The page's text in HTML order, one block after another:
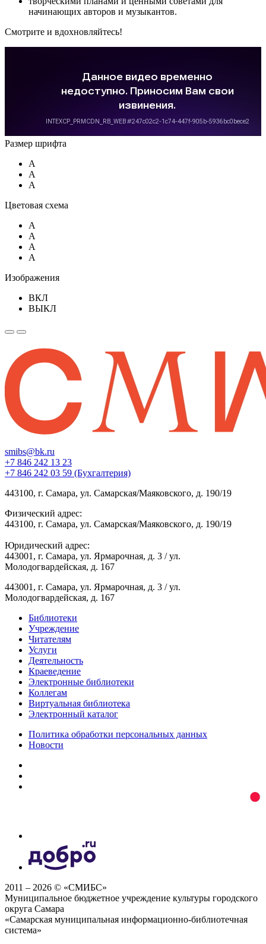
начинающих авторов и музыкантов.
Смотрите и вдохновляйтесь!
Размер шрифта
A
A
A
Цветовая схема
A
A
A
A
Изображения
ВКЛ
ВЫКЛ
smibs@bk.ru
+7 846 242 13 23
+7 846 242 03 59 (Бухгалтерия)
443100, г. Самара, ул. Самарская/Маяковского, д. 190/19
Физический адрес:
443100, г. Самара, ул. Самарская/Маяковского, д. 190/19
Юридический адрес:
443001, г. Самара, ул. Ярмарочная, д. 3 / ул.
Молодогвардейская, д. 167
443001, г. Самара, ул. Ярмарочная, д. 3 / ул.
Молодогвардейская, д. 167
Библиотеки
Учреждение
Читателям
Услуги
Деятельность
Краеведение
Электронные библиотеки
Коллегам
Виртуальная библиотека
Электронный каталог
Политика обработки персональных данных
Новости
2011 – 2026 © «СМИБС»
Муниципальное бюджетное учреждение культуры городского
округа Самара
«Самарская муниципальная информационно-библиотечная
система»